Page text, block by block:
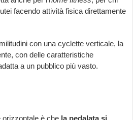
facendo attività fisica direttamente
con una cyclette verticale, la
con delle caratteristiche
a un pubblico più vasto.